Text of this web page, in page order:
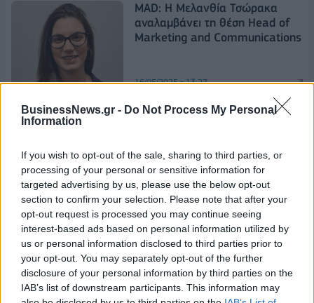
BusinessNews.gr - Do Not Process My Personal
Information
If you wish to opt-out of the sale, sharing to third parties, or
processing of your personal or sensitive information for
targeted advertising by us, please use the below opt-out
section to confirm your selection. Please note that after your
opt-out request is processed you may continue seeing
interest-based ads based on personal information utilized by
us or personal information disclosed to third parties prior to
your opt-out. You may separately opt-out of the further
disclosure of your personal information by third parties on the
IAB’s list of downstream participants. This information may
MAD: Η Μελανθία Τσώρακα
αναλαμβάνει τη θέση Head of
Marketing and Communications
16/05/2025 - 13:27
Ο κίνδυνος της τριπλής
14/05/2025 - 13:58
Μυτιληναίος: Η ακριβή ενέργεια
απειλεί τη μεταλλουργία και το
σχέδιο ReArm Europe
14/05/2025 - 07:56
Robin van Puyenbroeck (WTCA):